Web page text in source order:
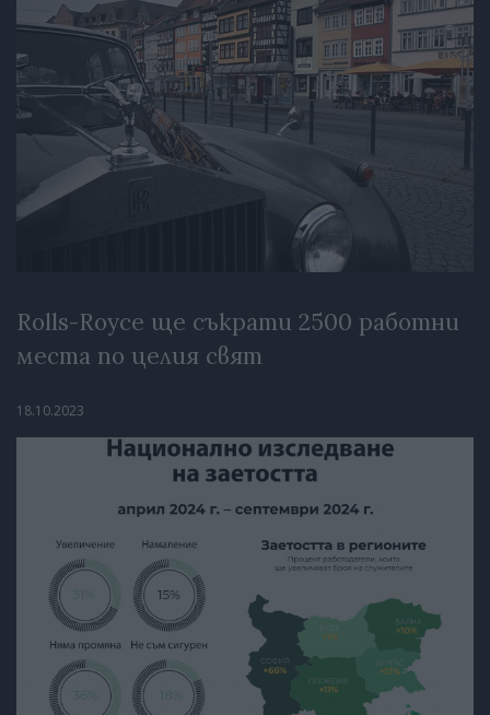
Rolls-Royce ще съкрати 2500 работни
места по целия свят
18.10.2023